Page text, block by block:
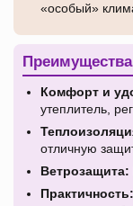
«особый»
Комфорт и
утеплитель,
отличную
Ветрозащита:
Практичность: